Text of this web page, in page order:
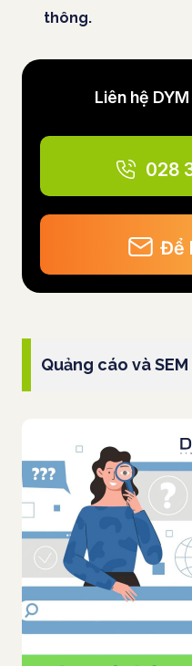
thông.
Liên hệ
028
Để
Quảng cáo và